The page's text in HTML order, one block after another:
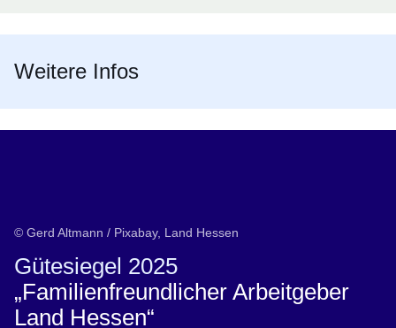
Weitere Infos
© Gerd Altmann / Pixabay, Land Hessen
Gütesiegel 2025
„Familienfreundlicher Arbeitgeber
Land Hessen“